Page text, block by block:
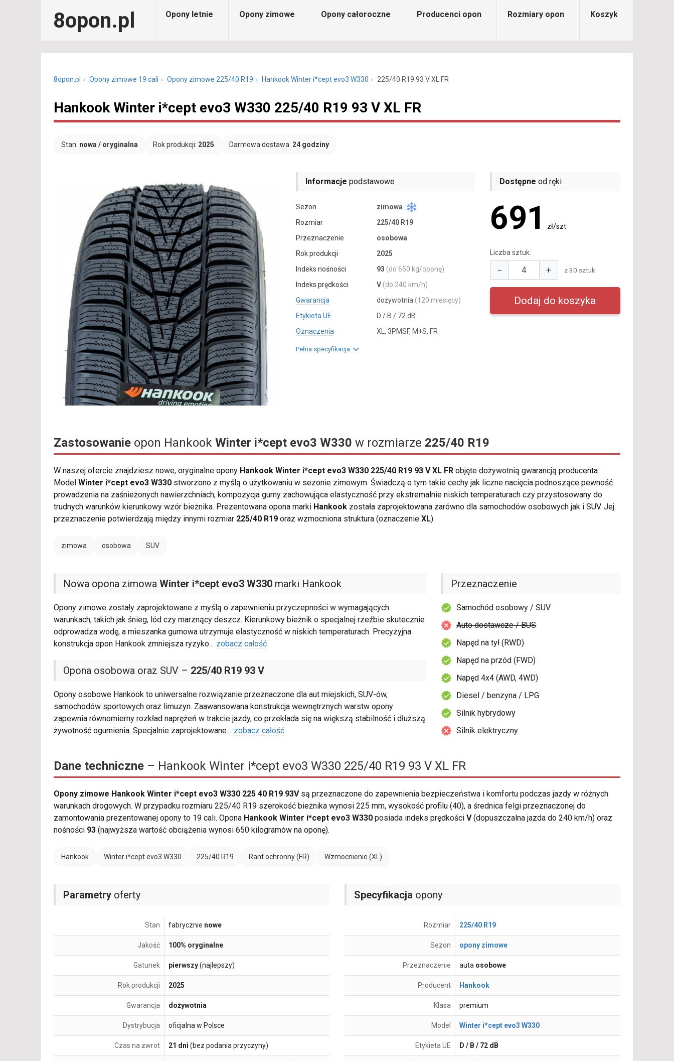
8opon.pl Opony letnie Opony zimowe Opony całoroczne Producenci opon Rozmiary opon Koszyk
8opon.pl Opony zimowe 19 cali Opony zimowe 225/40 R19 Hankook Winter i*cept evo3 W330 225/40 R19 93 V XL FR
Hankook Winter i*cept evo3 W330 225/40 R19 93 V XL FR
Stan: nowa / oryginalna Rok produkcji: 2025 Darmowa dostawa: 24 godziny
Informacje podstawowe
Sezon
zimowa
Rozmiar
225/40 R19
Przeznaczenie
osobowa
Rok produkcji
2025
Indeks nośności
93 (do 650 kg/oponę)
Indeks prędkości
V (do 240 km/h)
Gwarancja
dożywotnia (120 miesięcy)
Etykieta UE
D / B / 72 dB
Oznaczenia
XL, 3PMSF, M+S, FR
Pełna specyfikacja
Dostępne od ręki
691 zł/szt.
Liczba sztuk:
− + z 30 sztuk
Zastosowanie opon Hankook Winter i*cept evo3 W330 w rozmiarze 225/40 R19
W naszej ofercie znajdziesz nowe, oryginalne opony Hankook Winter i*cept evo3 W330 225/40 R19 93 V XL FR objęte dożywotnią gwarancją producenta.
Model Winter i*cept evo3 W330 stworzono z myślą o użytkowaniu w sezonie zimowym. Świadczą o tym takie cechy jak liczne nacięcia podnoszące pewność
prowadzenia na zaśnieżonych nawierzchniach, kompozycja gumy zachowująca elastyczność przy ekstremalnie niskich temperaturach czy przystosowany do
trudnych warunków kierunkowy wzór bieżnika. Prezentowana opona marki Hankook została zaprojektowana zarówno dla samochodów osobowych jak i SUV. Jej
przeznaczenie potwierdzają między innymi rozmiar 225/40 R19 oraz wzmocniona struktura (oznaczenie XL).
zimowa osobowa SUV
Nowa opona zimowa Winter i*cept evo3 W330 marki Hankook
Opony zimowe zostały zaprojektowane z myślą o zapewnieniu przyczepności w wymagających
warunkach, takich jak śnieg, lód czy marznący deszcz. Kierunkowy bieżnik o specjalnej rzeźbie skutecznie
odprowadza wodę, a mieszanka gumowa utrzymuje elastyczność w niskich temperaturach. Precyzyjna
konstrukcja opon Hankook zmniejsza ryzyko... zobacz całość
Opona osobowa oraz SUV – 225/40 R19 93 V
Opony osobowe Hankook to uniwersalne rozwiązanie przeznaczone dla aut miejskich, SUV-ów,
samochodów sportowych oraz limuzyn. Zaawansowana konstrukcja wewnętrznych warstw opony
zapewnia równomierny rozkład naprężeń w trakcie jazdy, co przekłada się na większą stabilność i dłuższą
żywotność ogumienia. Specjalnie zaprojektowane... zobacz całość
Przeznaczenie
Samochód osobowy / SUV
Auto dostawcze / BUS
Napęd na tył (RWD)
Napęd na przód (FWD)
Napęd 4x4 (AWD, 4WD)
Diesel / benzyna / LPG
Silnik hybrydowy
Silnik elektryczny
Dane techniczne – Hankook Winter i*cept evo3 W330 225/40 R19 93 V XL FR
Opony zimowe Hankook Winter i*cept evo3 W330 225 40 R19 93Vsą przeznaczone do zapewnienia bezpieczeństwa i komfortu podczas jazdy w różnych
warunkach drogowych. W przypadku rozmiaru 225/40 R19 szerokość bieżnika wynosi 225 mm, wysokość profilu (40), a średnica felgi przeznaczonej do
zamontowania prezentowanej opony to 19 cali. Opona Hankook Winter i*cept evo3 W330 posiada indeks prędkości V(dopuszczalna jazda do 240 km/h) oraz
nośności 93 (najwyższa wartość obciążenia wynosi 650 kilogramów na oponę).
Hankook Winter i*cept evo3 W330 225/40 R19 Rant ochronny (FR) Wzmocnienie (XL)
Parametry oferty
Stan fabrycznie nowe
Jakość 100% oryginalne
Gatunek pierwszy(najlepszy)
Rok produkcji 2025
Gwarancja dożywotnia
Dystrybucja oficjalna w Polsce
Czas na zwrot 21 dni (bez podania przyczyny)
Specyfikacja opony
Rozmiar 225/40 R19
Sezon opony zimowe
Przeznaczenie auta osobowe
Producent Hankook
Klasa premium
Model Winter i*cept evo3 W330
Etykieta UE D / B / 72 dB